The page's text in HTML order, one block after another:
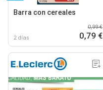
Barra con cereales
2 días
0,99 €
0,79 €